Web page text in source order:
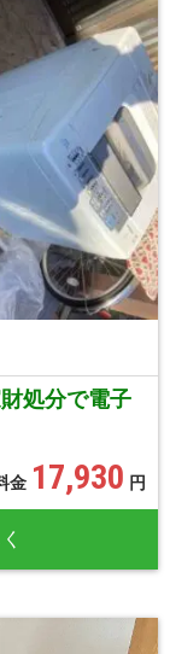
処分で電子
金 17,930 円